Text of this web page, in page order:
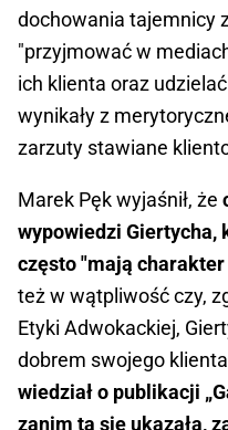
dochowania tajemnicy
"przyjmować w
ich klienta oraz
wynikały z
zarzuty stawiane
Marek Pęk wyjaśnił, że
wypowiedzi Giertycha,
często "mają
też w wątpliwość czy,
Etyki Adwokackiej,
dobrem swojego
wiedział o publikacji
zanim ta się ukazała,